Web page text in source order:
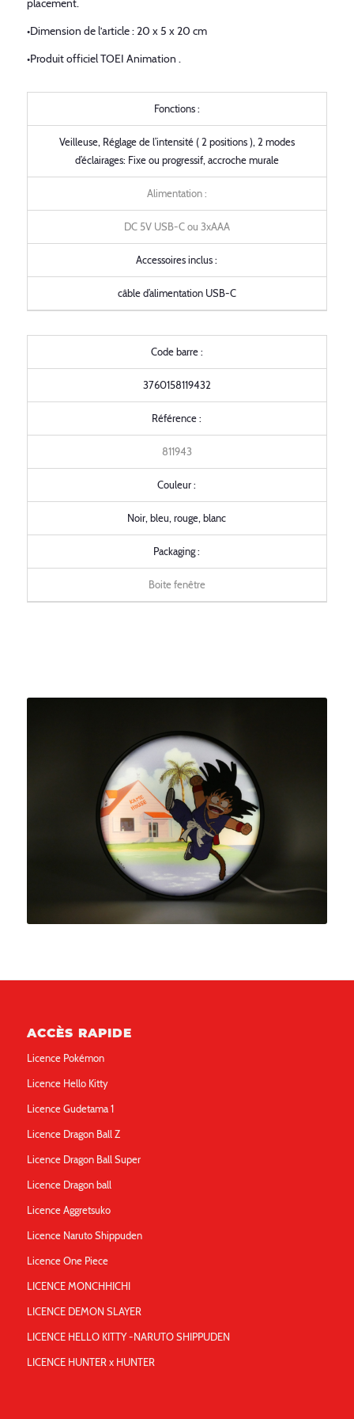
placement.
•Dimension de l’article : 20 x 5 x 20 cm
•Produit officiel TOEI Animation .
Fonctions :
Veilleuse, Réglage de l’intensité ( 2 positions ), 2 modes
d’éclairages: Fixe ou progressif, accroche murale
Alimentation :
DC 5V USB-C ou 3xAAA
Accessoires inclus :
câble d’alimentation USB-C
Code barre :
3760158119432
Référence :
811943
Couleur :
Noir, bleu, rouge, blanc
Packaging :
Boite fenêtre
ACCÈS RAPIDE
Licence Pokémon
Licence Hello Kitty
Licence Gudetama 1
Licence Dragon Ball Z
Licence Dragon Ball Super
Licence Dragon ball
Licence Aggretsuko
Licence Naruto Shippuden
Licence One Piece
LICENCE MONCHHICHI
LICENCE DEMON SLAYER
LICENCE HELLO KITTY -NARUTO SHIPPUDEN
LICENCE HUNTER x HUNTER